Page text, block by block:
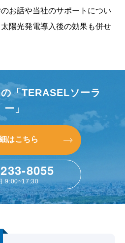
お話や当社のサポートについ
陽光発電導入後の効果も併せ
「TERASELソーラ
ー」
はこちら
はこちら
8055
9:00~17:30